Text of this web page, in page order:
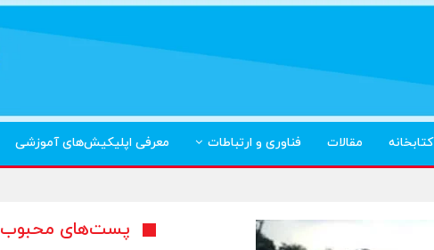
کتابخانه مقالات فناوری و ارتباطات معرفی اپلیکیش‌های آموزشی
پست‌های محبوب